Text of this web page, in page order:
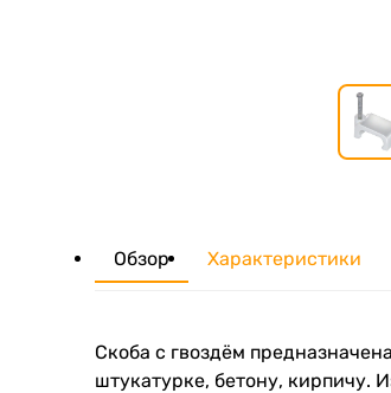
Обзор Характеристики
Скоба с гвоздём
штукатурке, бетону, кирпичу.